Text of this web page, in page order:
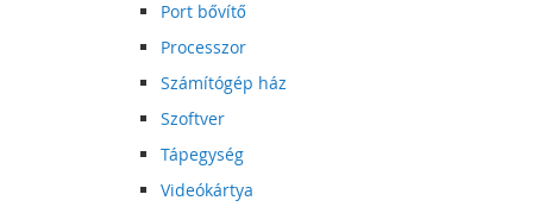
Port bővítő
Processzor
Számítógép ház
Szoftver
Tápegység
Videókártya